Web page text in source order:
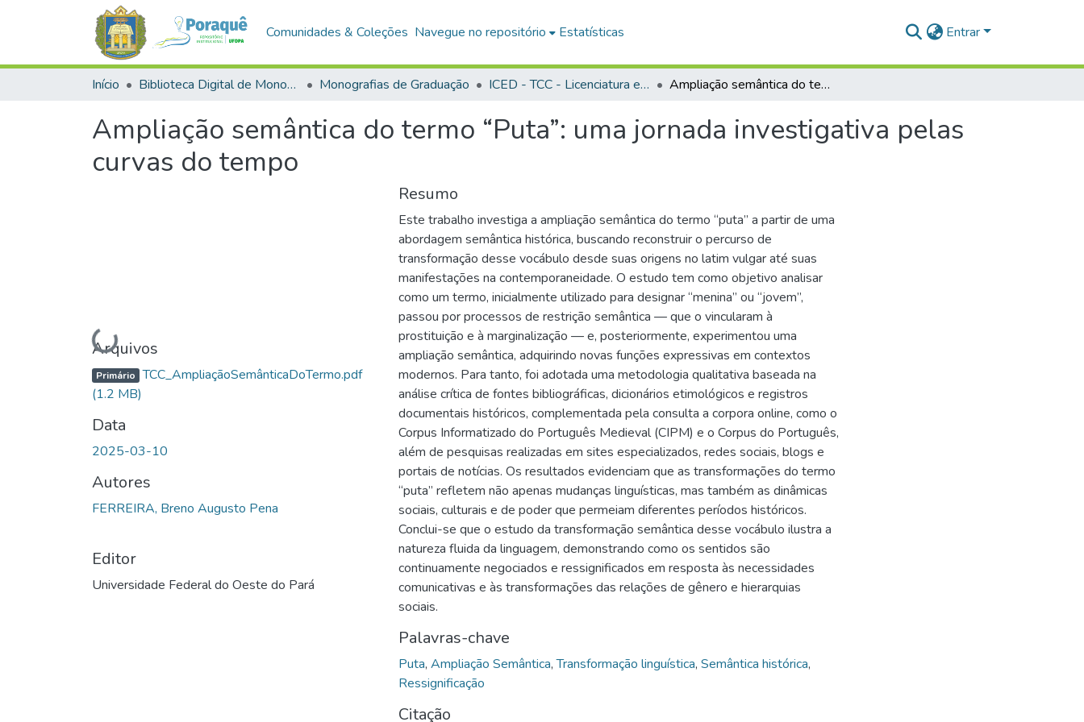
Comunidades & Coleções Navegue no repositório Estatísticas Entrar
Início Biblioteca Digital de Monografias (BDM) Monografias de Graduação ICED - TCC - Licenciatura em Letras — Português e Inglês Ampliação semântica do termo “Puta”: uma jornada investigativa pelas curvas do tempo
Ampliação semântica do termo “Puta”: uma jornada investigativa pelas
curvas do tempo
Carregando...
Arquivos
Primário TCC_AmpliaçãoSemânticaDoTermo.pdf
(1.2 MB)
Data
2025-03-10
Autores
FERREIRA, Breno Augusto Pena
Editor
Universidade Federal do Oeste do Pará
Resumo
Este trabalho investiga a ampliação semântica do termo “puta” a partir de uma
abordagem semântica histórica, buscando reconstruir o percurso de
transformação desse vocábulo desde suas origens no latim vulgar até suas
manifestações na contemporaneidade. O estudo tem como objetivo analisar
como um termo, inicialmente utilizado para designar “menina” ou “jovem”,
passou por processos de restrição semântica — que o vincularam à
prostituição e à marginalização — e, posteriormente, experimentou uma
ampliação semântica, adquirindo novas funções expressivas em contextos
modernos. Para tanto, foi adotada uma metodologia qualitativa baseada na
análise crítica de fontes bibliográficas, dicionários etimológicos e registros
documentais históricos, complementada pela consulta a corpora online, como o
Corpus Informatizado do Português Medieval (CIPM) e o Corpus do Português,
além de pesquisas realizadas em sites especializados, redes sociais, blogs e
portais de notícias. Os resultados evidenciam que as transformações do termo
“puta” refletem não apenas mudanças linguísticas, mas também as dinâmicas
sociais, culturais e de poder que permeiam diferentes períodos históricos.
Conclui-se que o estudo da transformação semântica desse vocábulo ilustra a
natureza fluida da linguagem, demonstrando como os sentidos são
continuamente negociados e ressignificados em resposta às necessidades
comunicativas e às transformações das relações de gênero e hierarquias
sociais.
Palavras-chave
Puta, Ampliação Semântica,Transformação linguística, Semântica histórica,
Ressignificação
Citação